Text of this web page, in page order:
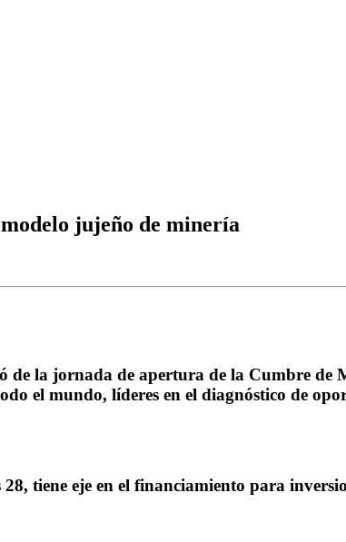
jujeño de minería
la jornada de apertura de la Cumbre de
el mundo, líderes en el diagnóstico de
tiene eje en el financiamiento para